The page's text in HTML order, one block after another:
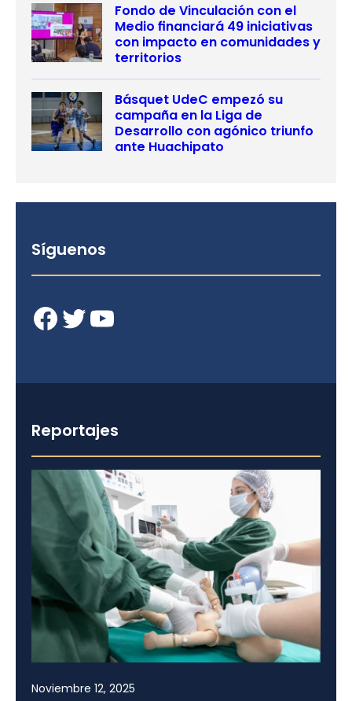
Fondo de Vinculación con el
Medio financiará 49 iniciativas
con impacto en comunidades y
territorios
Básquet UdeC empezó su
campaña en la Liga de
Desarrollo con agónico triunfo
ante Huachipato
Síguenos
Facebook Twitter YouTube
Reportajes
Noviembre 12, 2025